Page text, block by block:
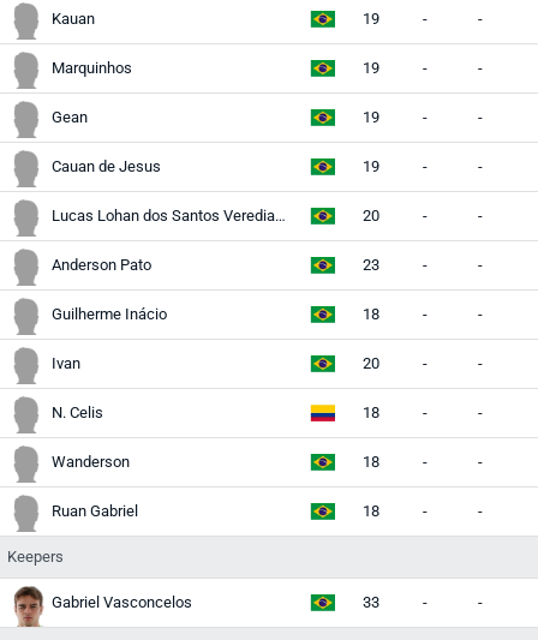
Kauan 19 - -
Marquinhos 19 - -
Gean 19 - -
Cauan de Jesus 19 - -
Lucas Lohan dos Santos Verediana 20 - -
Anderson Pato 23 - -
Guilherme Inácio 18 - -
Ivan 20 - -
N. Celis 18 - -
Wanderson 18 - -
Ruan Gabriel 18 - -
Keepers
Gabriel Vasconcelos 33 - -